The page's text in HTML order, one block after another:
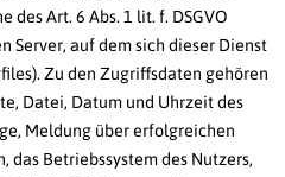
des Art. 6 Abs. 1 lit. f. DSGVO
Server, auf dem sich dieser Dienst
Zu den Zugriffsdaten gehören
Datei, Datum und Uhrzeit des
Meldung über erfolgreichen
das Betriebssystem des Nutzers,